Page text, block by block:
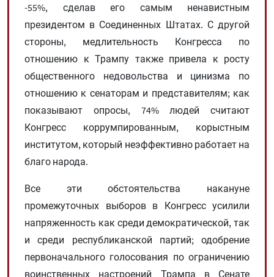
-55%, сделав его самым ненавистным
президентом в Соединенных Штатах. С другой
стороны, медлительность Конгресса по
отношению к Трампу также привела к росту
общественного недовольства и цинизма по
отношению к сенаторам и представителям; как
показывают опросы, 74% людей считают
Конгресс коррумпированным, корыстным
институтом, который неэффективно работает на
благо народа.
Все эти обстоятельства накануне
промежуточных выборов в Конгресс усилили
напряженность как среди демократической, так
и среди республиканской партий; одобрение
первоначального голосования по ограничению
воинственных настроений Трампа в Сенате